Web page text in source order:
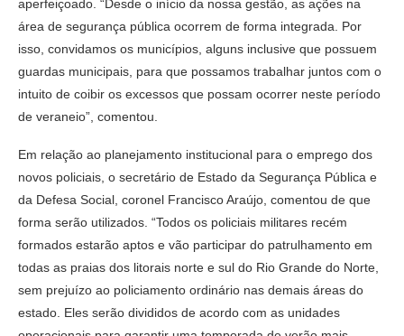
aperfeiçoado. “Desde o início da nossa gestão, as ações na
área de segurança pública ocorrem de forma integrada. Por
isso, convidamos os municípios, alguns inclusive que possuem
guardas municipais, para que possamos trabalhar juntos com o
intuito de coibir os excessos que possam ocorrer neste período
de veraneio”, comentou.
Em relação ao planejamento institucional para o emprego dos
novos policiais, o secretário de Estado da Segurança Pública e
da Defesa Social, coronel Francisco Araújo, comentou de que
forma serão utilizados. “Todos os policiais militares recém
formados estarão aptos e vão participar do patrulhamento em
todas as praias dos litorais norte e sul do Rio Grande do Norte,
sem prejuízo ao policiamento ordinário nas demais áreas do
estado. Eles serão divididos de acordo com as unidades